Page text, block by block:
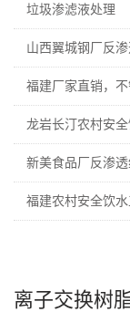
垃圾渗滤液处理
山西翼城钢厂反
福建厂家直销，
龙岩长汀农村安
新美食品厂反渗
福建农村安全饮
离子交换树